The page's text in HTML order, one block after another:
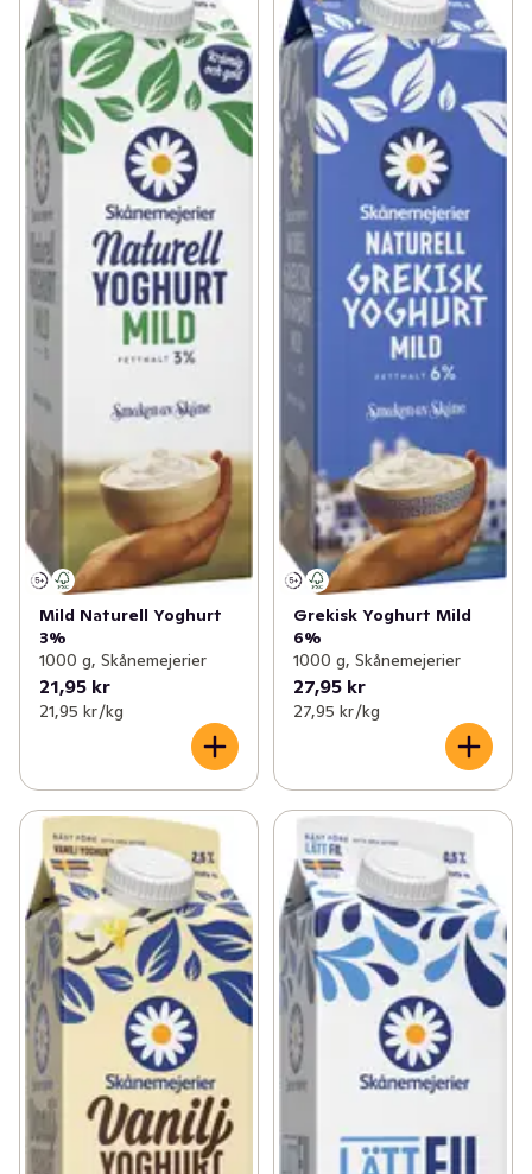
Mild Naturell Yoghurt
3%
1000 g, Skånemejerier
21,95 kr
21,95 kr /kg
Grekisk Yoghurt Mild
6%
1000 g, Skånemejerier
27,95 kr
27,95 kr /kg